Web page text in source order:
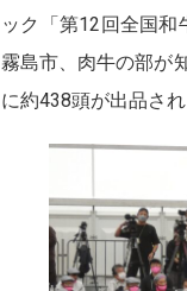
ック「第12回全国
霧島市、肉牛の部が
に約438頭が出品さ